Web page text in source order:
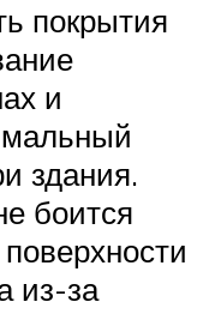
покрытия
и
здания.
боится
из-за